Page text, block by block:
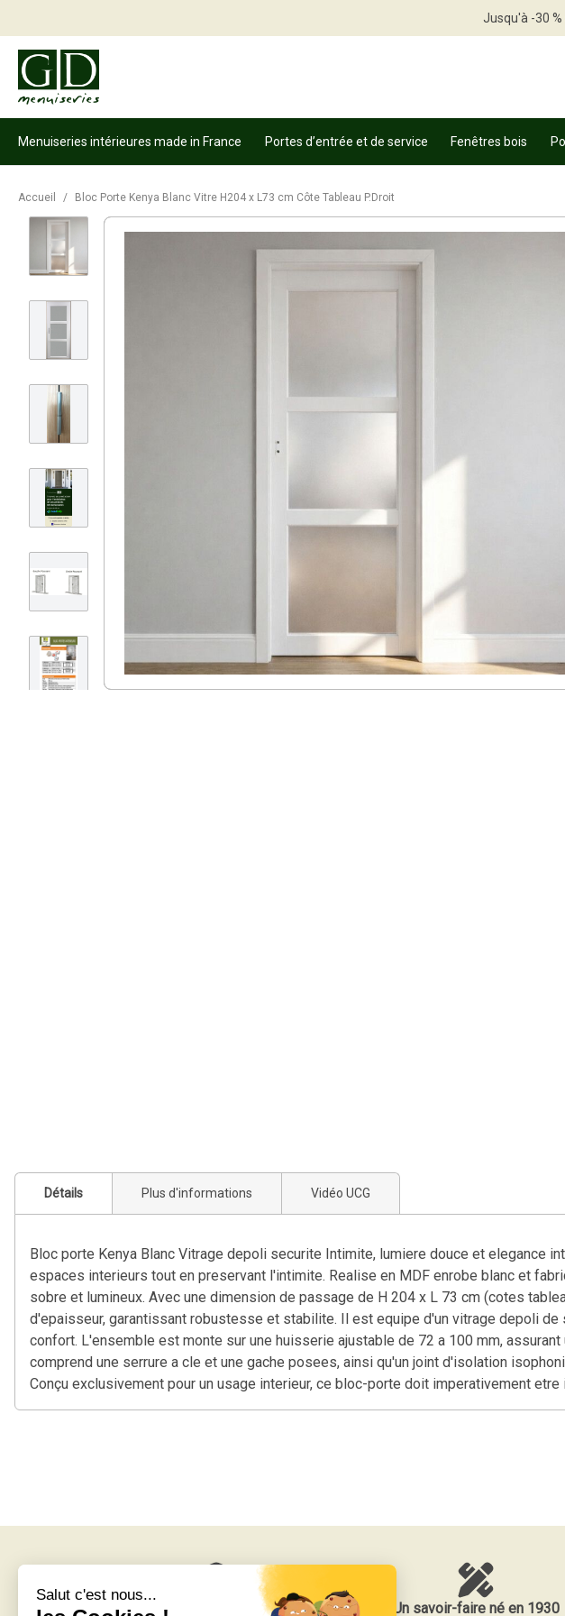
Jusqu'à -30
Menuiseries intérieures made in France Portes d’entrée et de service Fenêtres bois
Accueil / Bloc Porte Kenya Blanc Vitre H204 x L73 cm Côte Tableau P.Droit
Détails Plus d'informations Vidéo UCG
Bloc porte Kenya Blanc Vitrage depoli securite Intimite, lumiere douce et elegance
espaces interieurs tout en preservant l'intimite. Realise en MDF enrobe blanc et
sobre et lumineux. Avec une dimension de passage de H 204 x L 73 cm (cotes
d'epaisseur, garantissant robustesse et stabilite. Il est equipe d'un vitrage depoli
confort. L'ensemble est monte sur une huisserie ajustable de 72 a 100 mm,
comprend une serrure a cle et une gache posees, ainsi qu'un joint d'isolation
Conçu exclusivement pour un usage interieur, ce bloc-porte doit imperativement
Livraison gratuite Un savoir-faire né en 1930